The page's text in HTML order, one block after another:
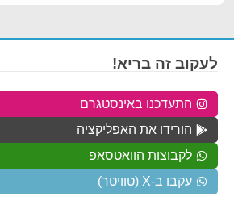
לעקוב זה בריא!
התעדכנו באינסטגרם
הורידו את האפליקציה
לקבוצות הוואטסאפ
עקבו ב-X (טוויטר)